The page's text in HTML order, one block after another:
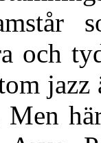
och
jazz
Men